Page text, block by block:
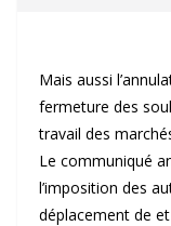
Mais aussi
fermeture des
travail des
Le communiqué
l’imposition des
déplacement de